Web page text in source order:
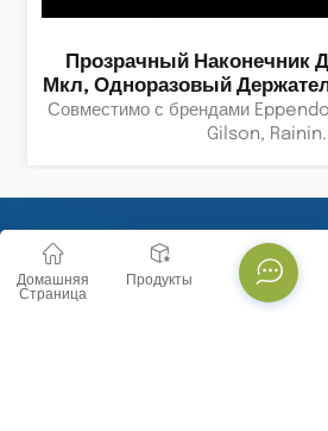
Прозрачный Наконечник
Мкл, Одноразовый
Для Пипеток,
Совместимо с брендами
Gilson, Rainin.
Stay Connected
Домашняя
Страница
Продукты